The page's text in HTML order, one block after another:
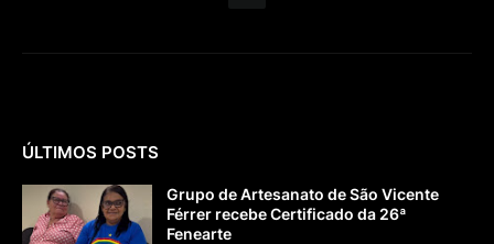
ÚLTIMOS POSTS
Grupo de Artesanato de São Vicente
Férrer recebe Certificado da 26ª
Fenearte